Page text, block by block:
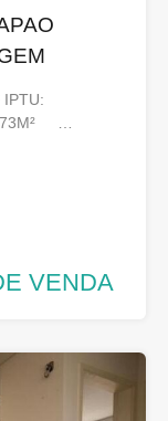
IPTU:
…
VENDA